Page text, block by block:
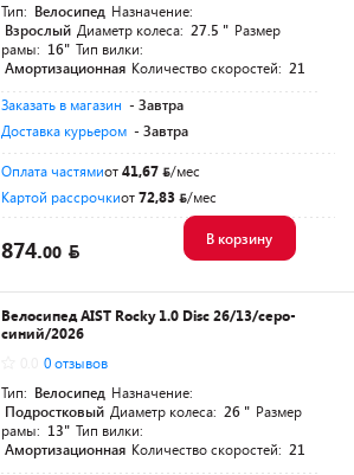
Тип: Велосипед Назначение:
Взрослый Диаметр колеса: 27.5 " Размер
рамы: 16" Тип вилки:
Амортизационная Количество скоростей: 21
Заказать в магазин - Завтра
Доставка курьером - Завтра
Оплата частямиот41,67
/мес
Картой рассрочкиот72,83 /мес
874.00
В корзину
Велосипед AIST Rocky 1.0 Disc 26/13/серо-
синий/2026
0 отзывов
Тип: Велосипед Назначение:
Подростковый Диаметр колеса: 26 " Размер
рамы: 13" Тип вилки:
Амортизационная Количество скоростей: 21